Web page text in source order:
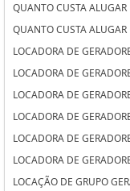
QUANTO CUSTA
QUANTO CUSTA
LOCADORA DE
LOCADORA DE
LOCADORA DE
LOCADORA DE
LOCADORA DE
LOCADORA DE
LOCAÇÃO DE GRUPO